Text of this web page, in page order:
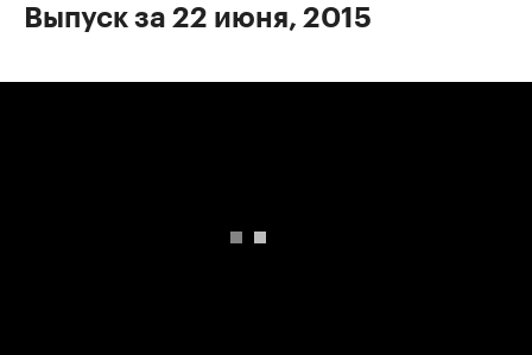
Выпуск за 22 июня, 2015